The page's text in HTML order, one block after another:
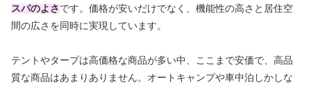
スパのよさ です。価格が安いだけでなく、機能性の高さと居住空
間の広さを同時に実現しています。
テントやタープは高価格な商品が多い中、ここまで安価で、高品
質な商品はあまりありません。オートキャンプや車中泊しかしな